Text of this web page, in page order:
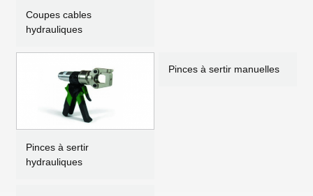
Coupes cables
hydrauliques
Pinces à sertir
hydrauliques
Pinces à sertir manuelles